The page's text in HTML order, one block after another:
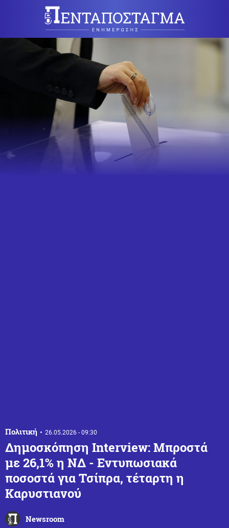
Πολιτική 26.05.2026 - 09:30
Δημοσκόπηση Interview: Μπροστά
με 26,1% η ΝΔ - Εντυπωσιακά
ποσοστά για Τσίπρα, τέταρτη η
Καρυστιανού
Newsroom